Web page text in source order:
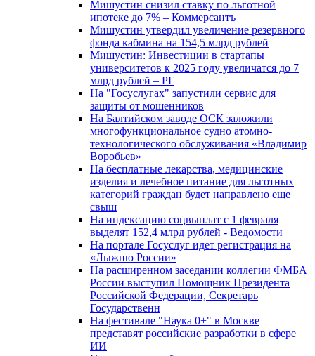
Мишустин снизил ставку по льготной
ипотеке до 7% – Коммерсантъ
Мишустин утвердил увеличение резервного
фонда кабмина на 154,5 млрд рублей
Мишустин: Инвестиции в стартапы
университетов к 2025 году увеличатся до 7
млрд рублей – РГ
На "Госуслугах" запустили сервис для
защиты от мошенников
На Балтийском заводе ОСК заложили
многофункциональное судно атомно-
технологического обслуживания «Владимир
Воробьев»
На бесплатные лекарства, медицинские
изделия и лечебное питание для льготных
категорий граждан будет направлено еще
свыш
На индексацию соцвыплат с 1 февраля
выделят 152,4 млрд рублей - Ведомости
На портале Госуслуг идет регистрация на
«Лыжню России»
На расширенном заседании коллегии ФМБА
России выступил Помощник Президента
Российской Федерации, Секретарь
Государственн
На фестивале "Наука 0+" в Москве
представят российские разработки в сфере
ИИ